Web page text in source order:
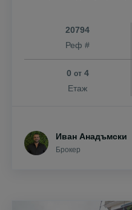
20794
Реф #
0 от4
Етаж
Иван Анадъмски
Брокер